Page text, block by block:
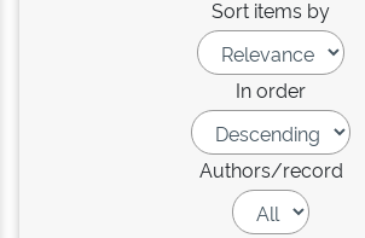
Sort items by
In order
Authors/record